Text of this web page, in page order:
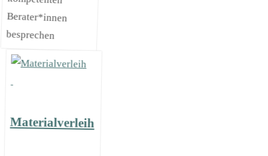
besprechen
Materialverleih